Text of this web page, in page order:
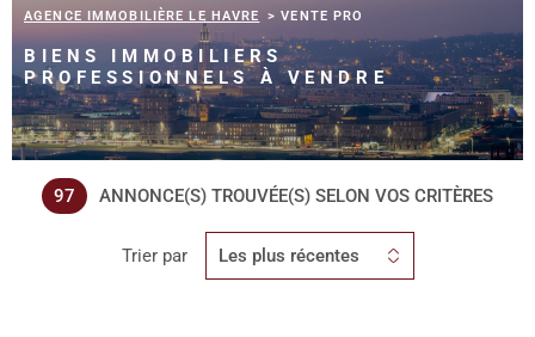
LOUER
VOUS
AGENCE IMMOBILIÈRE LE HAVRE VENTE PRO
BIENS IMMOBILIERS
PROFESSIONNELS À VENDRE
97 ANNONCE(S) TROUVÉE(S) SELON VOS CRITÈRES
Trier par Les plus récentes